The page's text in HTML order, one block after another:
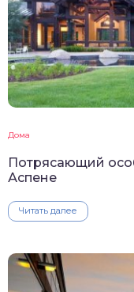
Дома
Потрясающий
Аспене
Читать далее